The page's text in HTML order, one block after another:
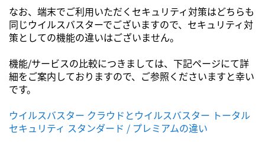
なお、端末でご利用いただくセキュリティ対策はどちらも
同じウイルスバスターでございますので、セキュリティ対
策としての機能の違いはございません。
機能/サービスの比較につきましては、下記ページにて詳
細をご案内しておりますので、ご参照くださいますと幸い
です。
ウイルスバスター クラウドとウイルスバスター トータル
セキュリティ スタンダード / プレミアムの違い